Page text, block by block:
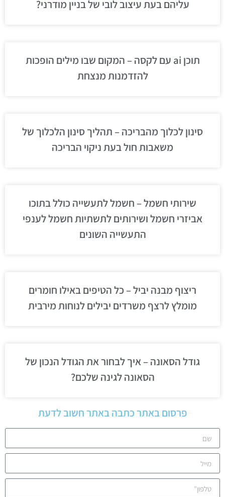
עליהם בעת עיצוב לובי של בניין מודרני?
תוכן ai עם לקסה – המקום שבו מילים הופכות
להזדמנות מנצחת
סינון לכלוך מהבריכה – תהליך סינון הלכלוך של
משאבות חול בעת ניקוי הבריכה
שירותי חשמל – חשמל לתעשייה כולל בתוכו
אביזרי חשמל ושירותים לתשתיות חשמל לענפי
התעשייה השונים
ריצוף מבנה יביל – כל הטיפים באילו חומרים
מומלץ לרצף משרדים יבילים לנוחות מירבית
גודל הסאונה – איך לבחור את הגודל הנכון של
הסאונה לגינה שלכם?
פרסום באתר כתבה באתר חשוב לדעת